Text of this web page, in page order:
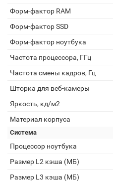
Форм-фактор RAM
Форм-фактор SSD
Форм-фактор ноутбука
Частота процессора, ГГц
Частота смены кадров, Гц
Шторка для веб-камеры
Яркость, кд/м2
Материал корпуса
Система
Процессор ноутбука
Размер L2 кэша (МБ)
Размер L3 кэша (МБ)